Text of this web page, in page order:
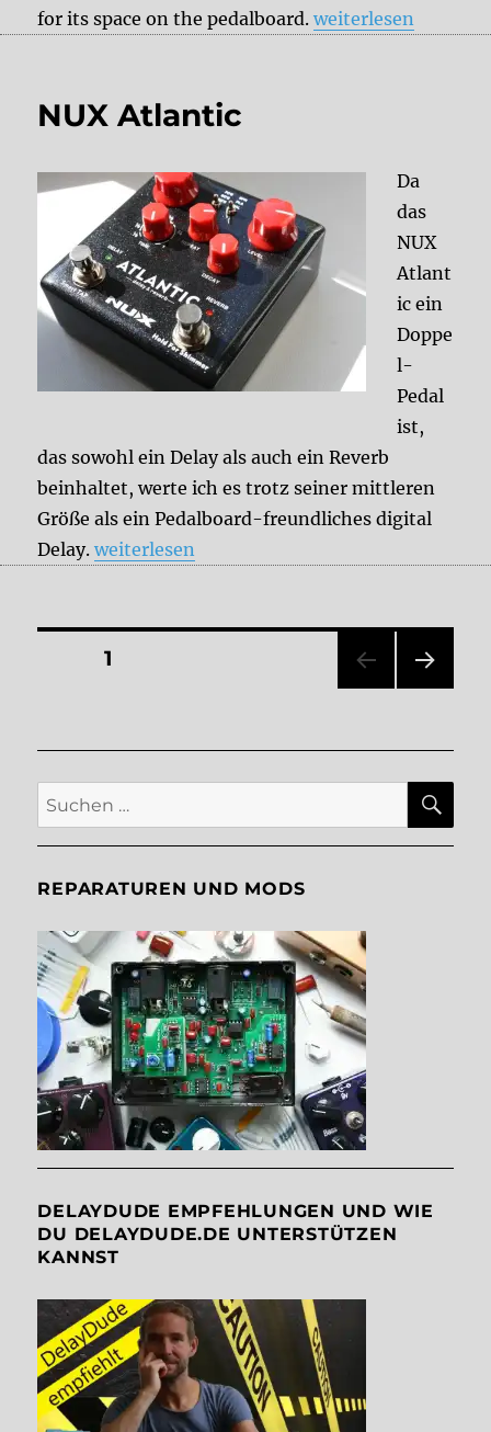
for its space on the pedalboard.„Seymour Duncan
weiterlesen
NUX Atlantic
Da
das
NUX
Atlant
ic ein
Doppe
l-
Pedal
ist,
das sowohl ein Delay als auch ein Reverb
beinhaltet, werte ich es trotz seiner mittleren
Größe als ein Pedalboard-freundliches digital
Delay.„NUX Atlantic“
weiterlesen
Seitennummerierung
SEITE1
Suche
nach:
REPARATUREN UND MODS
DELAYDUDE EMPFEHLUNGEN UND WIE
DU DELAYDUDE.DE UNTERSTÜTZEN
KANNST